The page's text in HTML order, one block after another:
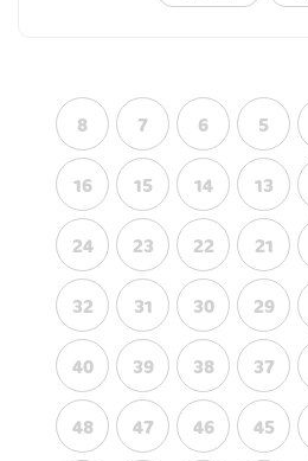
5
6
7
8
13
14
15
16
21
22
23
24
29
30
31
32
37
38
39
40
45
46
47
48